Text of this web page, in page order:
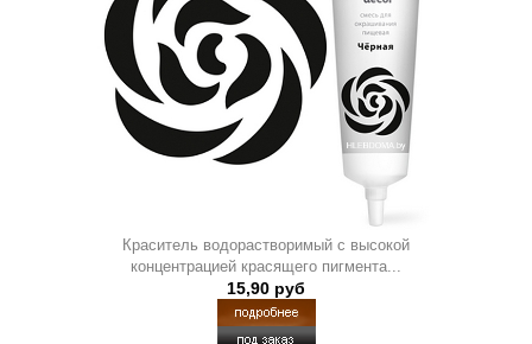
Краситель водорастворимый с высокой
концентрацией красящего пигмента...
15,90 руб